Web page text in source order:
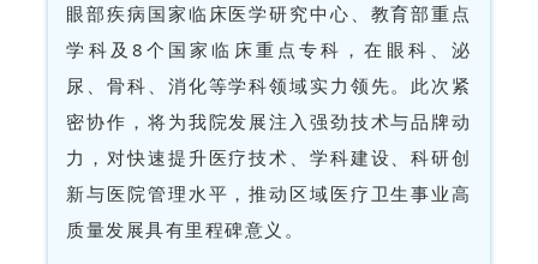
眼部疾病国家临床医学研究中心、教育部重点
学科及8个国家临床重点专科，在眼科、泌
尿、骨科、消化等学科领域实力领先。此次紧
密协作，将为我院发展注入强劲技术与品牌动
力，对快速提升医疗技术、学科建设、科研创
新与医院管理水平，推动区域医疗卫生事业高
质量发展具有里程碑意义。